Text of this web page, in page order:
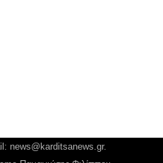
news@karditsanews.gr.